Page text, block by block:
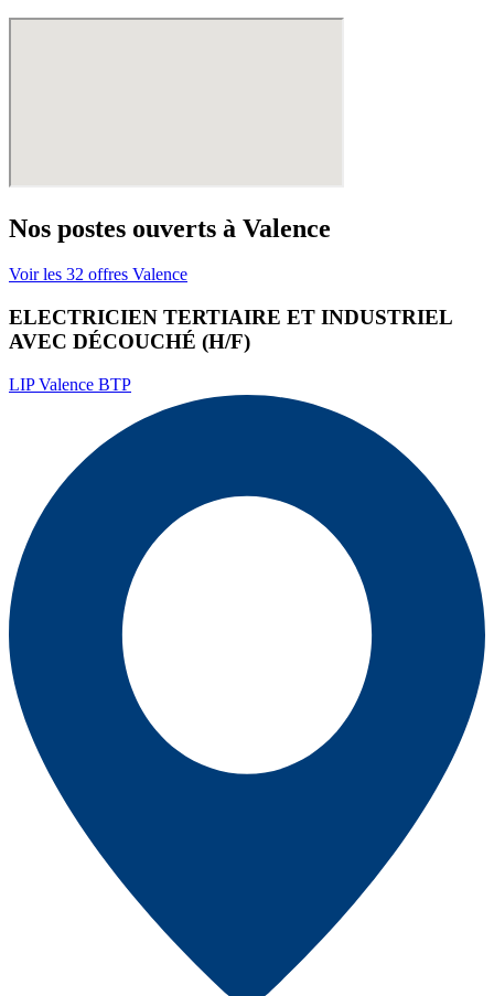
Nos postes ouverts à Valence
Voir les 32 offres Valence
ELECTRICIEN TERTIAIRE ET INDUSTRIEL
AVEC DÉCOUCHÉ (H/F)
LIP Valence BTP